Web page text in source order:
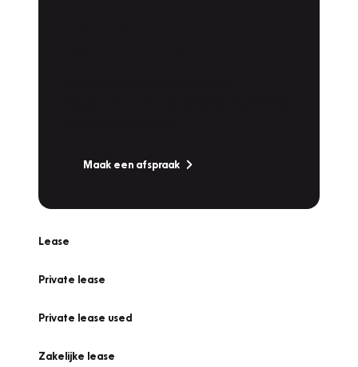
Maak een afspraak
Lease
Private lease
Private lease used
Zakelijke lease